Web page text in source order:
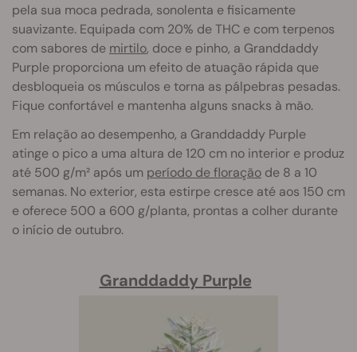
pela sua moca pedrada, sonolenta e fisicamente
suavizante. Equipada com 20% de THC e com terpenos
com sabores de mirtilo, doce e pinho, a Granddaddy
Purple proporciona um efeito de atuação rápida que
desbloqueia os músculos e torna as pálpebras pesadas.
Fique confortável e mantenha alguns snacks à mão.
Em relação ao desempenho, a Granddaddy Purple
atinge o pico a uma altura de 120 cm no interior e produz
até 500 g/m² após um período de floração de 8 a 10
semanas. No exterior, esta estirpe cresce até aos 150 cm
e oferece 500 a 600 g/planta, prontas a colher durante
o início de outubro.
Granddaddy Purple